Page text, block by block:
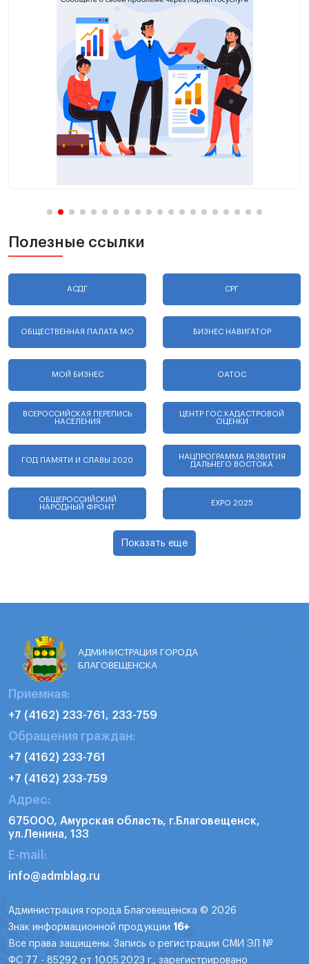
Полезные ссылки
АСДГ СРГ
ОБЩЕСТВЕННАЯ ПАЛАТА МО БИЗНЕС НАВИГАТОР
МОЙ БИЗНЕС ОАТОС
ВСЕРОССИЙСКАЯ ПЕРЕПИСЬ
НАСЕЛЕНИЯ
ЦЕНТР ГОС.КАДАСТРОВОЙ
ОЦЕНКИ
ГОД ПАМЯТИ И СЛАВЫ 2020
НАЦПРОГРАММА РАЗВИТИЯ
ДАЛЬНЕГО ВОСТОКА
ОБЩЕРОССИЙСКИЙ
НАРОДНЫЙ ФРОНТ
EXPO 2025
Показать еще
АДМИНИСТРАЦИЯ ГОРОДА
БЛАГОВЕЩЕНСКА
Приемная:
+7 (4162) 233-761, 233-759
Обращения граждан:
+7 (4162) 233-761
+7 (4162) 233-759
Адрес:
675000, Амурская область, г.Благовещенск,
ул.Ленина, 133
E-mail:
info@admblag.ru
Администрация города Благовещенска © 2026
Знак информационной продукции 16+
Все права защищены. Запись о регистрации СМИ ЭЛ №
ФС 77 - 85292 от 10.05.2023 г., зарегистрировано